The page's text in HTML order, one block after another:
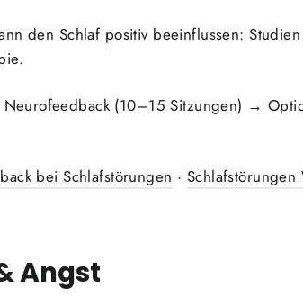
den Schlaf positiv beeinflussen:
(10–15 Sitzungen) →
bei Schlafstörungen ·
Angst